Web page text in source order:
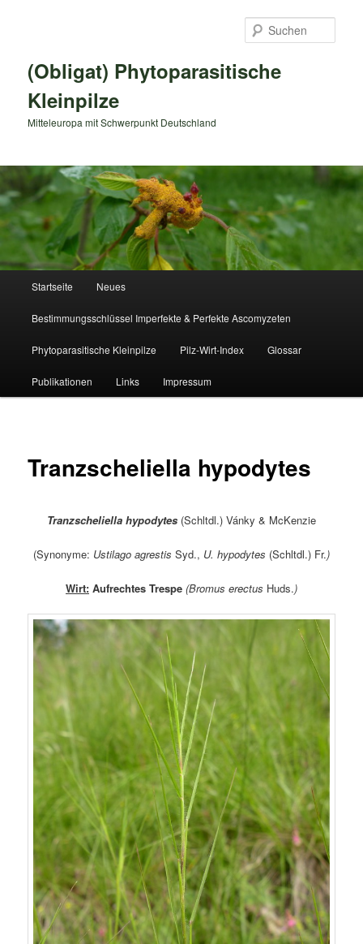
(Obligat) Phytoparasitische
Kleinpilze
Mitteleuropa mit Schwerpunkt Deutschland
Startseite Neues
Bestimmungsschlüssel Imperfekte & Perfekte Ascomyzeten
Phytoparasitische Kleinpilze Pilz-Wirt-Index Glossar
Publikationen Links Impressum
Tranzscheliella hypodytes
Tranzscheliella hypodytes (Schltdl.) Vánky & McKenzie
(Synonyme: Ustilago agrestis Syd., U. hypodytes (Schltdl.) Fr.)
Wirt: Aufrechtes Trespe (Bromus erectus Huds.)